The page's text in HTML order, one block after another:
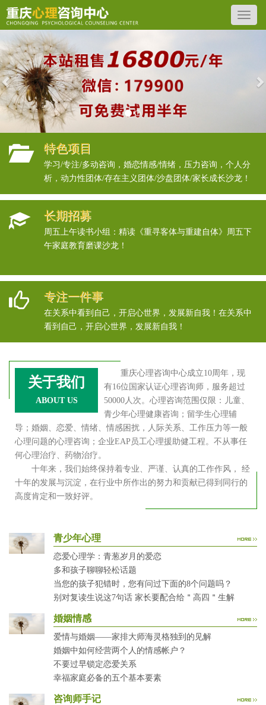
Previous
特色项目
学习/专注/多动咨询，婚恋情感/情绪，压力咨询，个人分
析，动力性团体/存在主义团体/沙盘团体/家长成长沙龙！
长期招募
周五上午读书小组：精读《重寻客体与重建自体》周五下
午家庭教育磨课沙龙！
专注一件事
在关系中看到自己，开启心世界，发展新自我！在关系中
看到自己，开启心世界，发展新自我！
关于我们
ABOUT US
重庆心理咨询中心成立10周年，现
有16位国家认证心理咨询师，服务超过
50000人次。心理咨询范围仅限：儿童、
青少年心理健康咨询；留学生心理辅
导；婚姻、恋爱、情绪、情感困扰，人际关系、工作压力等一般
心理问题的心理咨询；企业EAP员工心理援助健工程。不从事任
何心理治疗、药物治疗。
十年来，我们始终保持着专业、严谨、认真的工作作风， 经
十年的发展与沉淀，在行业中所作出的努力和贡献已得到同行的
高度肯定和一致好评。
青少年心理
恋爱心理学：青葱岁月的爱恋
多和孩子聊聊轻松话题
当您的孩子犯错时，您有问过下面的8个问题吗？
别对复读生说这7句话 家长要配合给＂高四＂生解
婚姻情感
爱情与婚姻——家排大师海灵格独到的见解
婚姻中如何经营两个人的情感帐户？
不要过早锁定恋爱关系
幸福家庭必备的五个基本要素
咨询师手记